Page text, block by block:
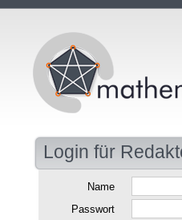
Login für
Name
Passwort